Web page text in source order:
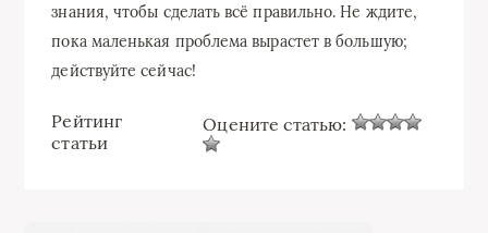
знания, чтобы сделать всё правильно. Не ждите,
пока маленькая проблема вырастет в большую;
действуйте сейчас!
Рейтинг
статьи
Оцените статью: